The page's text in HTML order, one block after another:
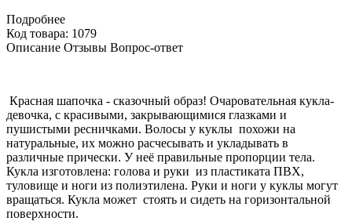
Подробнее
Код товара: 1079
Описание Отзывы Вопрос-ответ
Красная шапочка - сказочный образ! Очаровательная кукла-
девочка, с красивыми, закрывающимися глазками и
пушистыми ресничками. Волосы у куклы похожи на
натуральные, их можно расчесывать и укладывать в
различные прически. У неё правильные пропорции тела.
Кукла изготовлена: голова и руки из пластиката ПВХ,
туловище и ноги из полиэтилена. Руки и ноги у куклы могут
вращаться. Кукла может стоять и сидеть на горизонтальной
поверхности.